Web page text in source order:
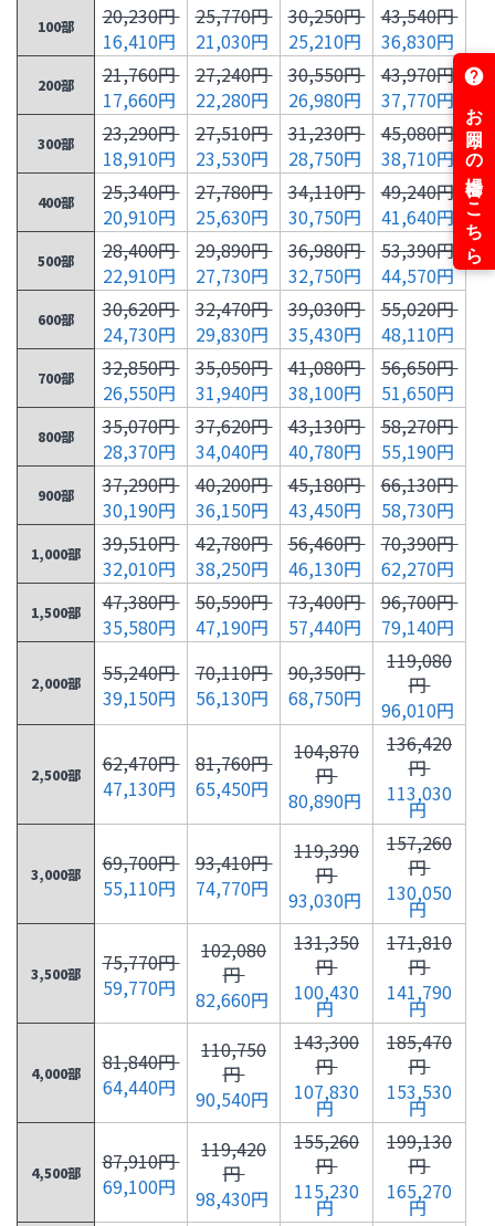
100部
20,230円
16,410円
25,770円
21,030円
30,250円
25,210円
43,540円
36,830円
200部
21,760円
17,660円
27,240円
22,280円
30,550円
26,980円
43,970円
37,770円
300部
23,290円
18,910円
27,510円
23,530円
31,230円
28,750円
45,080円
38,710円
400部
25,340円
20,910円
27,780円
25,630円
34,110円
30,750円
49,240円
41,640円
500部
28,400円
22,910円
29,890円
27,730円
36,980円
32,750円
53,390円
44,570円
600部
30,620円
24,730円
32,470円
29,830円
39,030円
35,430円
55,020円
48,110円
700部
32,850円
26,550円
35,050円
31,940円
41,080円
38,100円
56,650円
51,650円
800部
35,070円
28,370円
37,620円
34,040円
43,130円
40,780円
58,270円
55,190円
900部
37,290円
30,190円
40,200円
36,150円
45,180円
43,450円
66,130円
58,730円
1,000部
39,510円
32,010円
42,780円
38,250円
56,460円
46,130円
70,390円
62,270円
1,500部
47,380円
35,580円
50,590円
47,190円
73,400円
57,440円
96,700円
79,140円
2,000部
55,240円
39,150円
70,110円
56,130円
90,350円
68,750円
119,080
円
96,010円
2,500部
62,470円
47,130円
81,760円
65,450円
104,870
円
80,890円
136,420
円
113,030
円
3,000部
69,700円
55,110円
93,410円
74,770円
119,390
円
93,030円
157,260
円
130,050
円
3,500部
75,770円
59,770円
102,080
円
82,660円
131,350
円
100,430
円
171,810
円
141,790
円
4,000部
81,840円
64,440円
110,750
円
90,540円
143,300
円
107,830
円
185,470
円
153,530
円
4,500部
87,910円
69,100円
119,420
円
98,430円
155,260
円
115,230
円
199,130
円
165,270
円